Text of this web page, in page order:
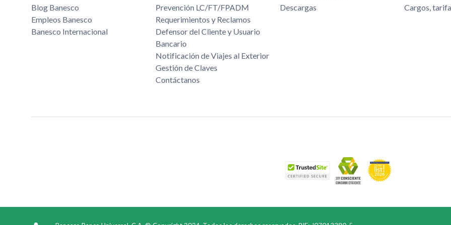
Blog Banesco
Empleos Banesco
Banesco Internacional
Prevención LC/FT/FPADM
Requerimientos y Reclamos
Defensor del Cliente y Usuario
Bancario
Notificación de Viajes al Exterior
Gestión de Claves
Contáctanos
Descargas
Cargos,